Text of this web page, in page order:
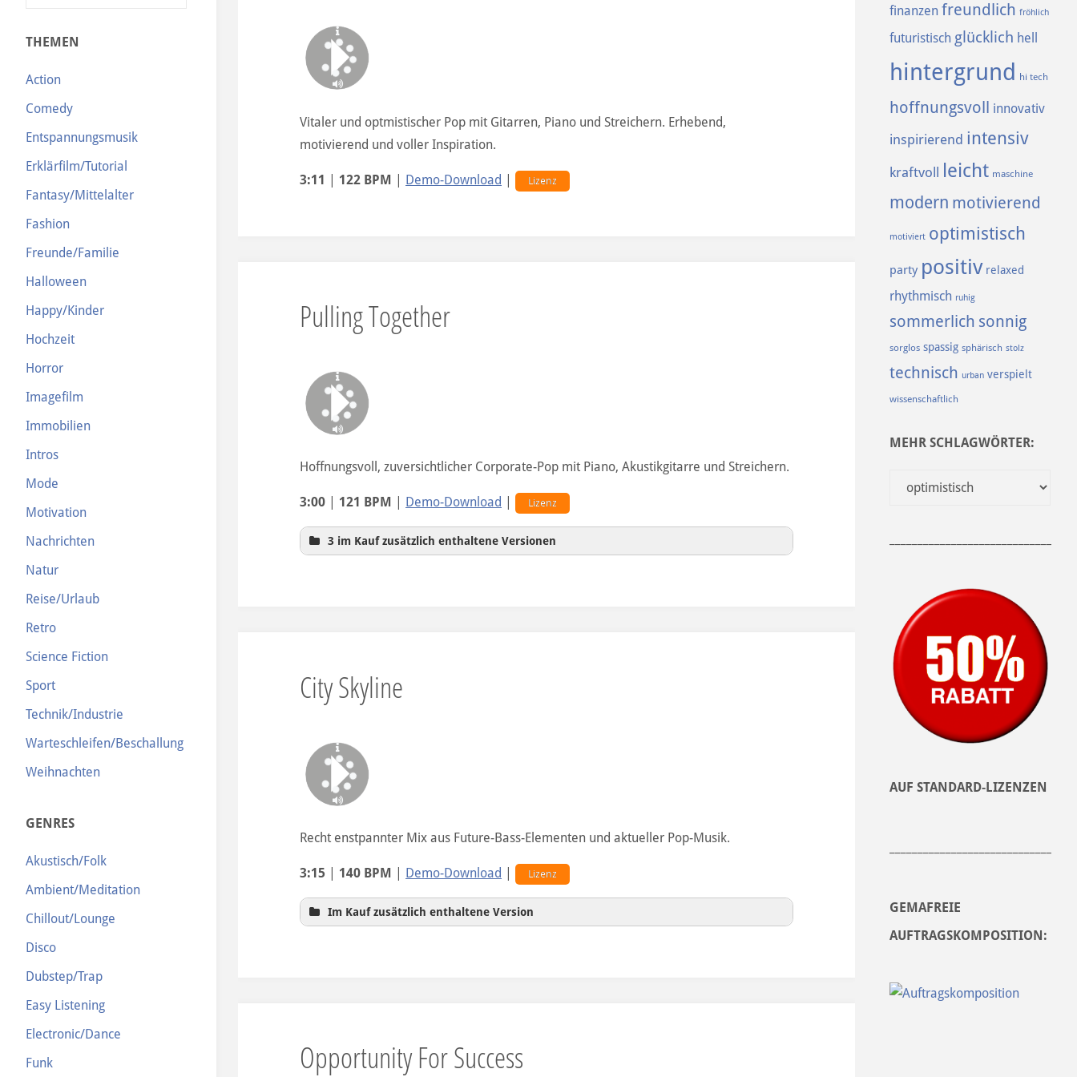
Vitaler und optmistischer Pop mit Gitarren, Piano und Streichern. Erhebend,
motivierend und voller Inspiration.
3:11 122 BPM Demo-Download Lizenz
Pulling Together
Hoffnungsvoll, zuversichtlicher Corporate-Pop mit Piano, Akustikgitarre und Streichern.
3:00 121 BPM Demo-Download Lizenz
3 im Kauf zusätzlich enthaltene Versionen
City Skyline
Recht enstpannter Mix aus Future-Bass-Elementen und aktueller Pop-Musik.
3:15 140 BPM Demo-Download Lizenz
Im Kauf zusätzlich enthaltene Version
Opportunity For Success
THEMEN
Action
Comedy
Entspannungsmusik
Erklärfilm/Tutorial
Fantasy/Mittelalter
Fashion
Freunde/Familie
Halloween
Happy/Kinder
Hochzeit
Horror
Imagefilm
Immobilien
Intros
Mode
Motivation
Nachrichten
Natur
Reise/Urlaub
Retro
Science Fiction
Sport
Technik/Industrie
Warteschleifen/Beschallung
Weihnachten
GENRES
Akustisch/Folk
Ambient/Meditation
Chillout/Lounge
Disco
Dubstep/Trap
Easy Listening
Electronic/Dance
Funk
finanzen freundlich fröhlich
futuristisch glücklich hell
hintergrund hi tech
hoffnungsvoll innovativ
inspirierend intensiv
kraftvoll leicht maschine
modern motivierend
motiviert optimistisch
party positiv relaxed
rhythmisch ruhig
sommerlich sonnig
sorglos spassig sphärisch stolz
technisch urban verspielt
wissenschaftlich
MEHR SCHLAGWÖRTER:
AUF STANDARD-LIZENZEN
GEMAFREIE
AUFTRAGSKOMPOSITION: